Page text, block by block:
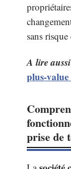
sans
A lire
plus-
prise de